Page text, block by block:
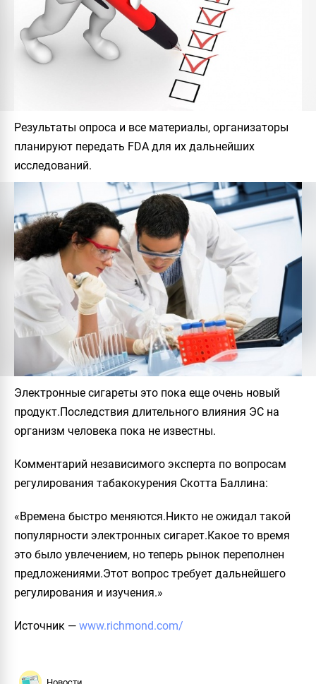
Результаты опроса и все материалы, организаторы
планируют передать FDA для их дальнейших
исследований.
Электронные сигареты это пока еще очень новый
продукт.Последствия длительного влияния ЭС на
организм человека пока не известны.
Комментарий независимого эксперта по вопросам
регулирования табакокурения Скотта Баллина:
«Времена быстро меняются.Никто не ожидал такой
популярности электронных сигарет.Какое то время
это было увлечением, но теперь рынок переполнен
предложениями.Этот вопрос требует дальнейшего
регулирования и изучения.»
Источник — www.richmond.com/